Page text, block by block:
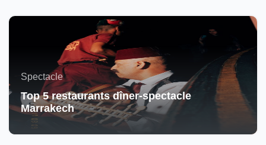
Spectacle
Top 5 restaurants dîner-spectacle
Marrakech